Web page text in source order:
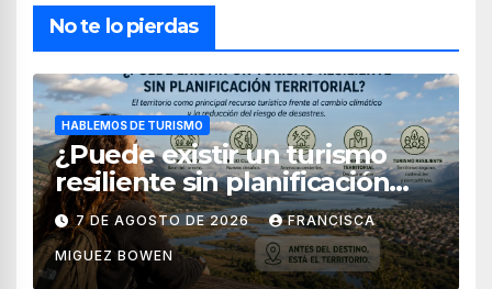
No te lo pierdas
HABLEMOS DE TURISMO
¿Puede existir un turismo
resiliente sin planificación
territorial?
7 DE AGOSTO DE 2026 FRANCISCA
MIGUEZ BOWEN